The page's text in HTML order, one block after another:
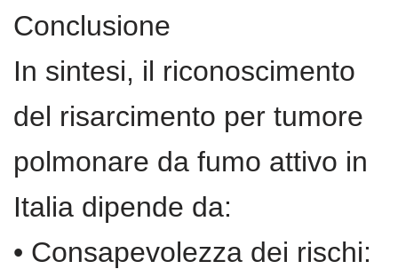
Conclusione
In sintesi, il riconoscimento
del risarcimento per tumore
polmonare da fumo attivo in
Italia dipende da:
• Consapevolezza dei rischi: